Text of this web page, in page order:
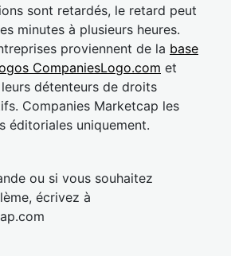
sont retardés, le retard peut
minutes à plusieurs heures.
proviennent de la base
CompaniesLogo.com et
détenteurs de droits
Companies Marketcap les
éditoriales uniquement.
ou si vous souhaitez
écrivez à